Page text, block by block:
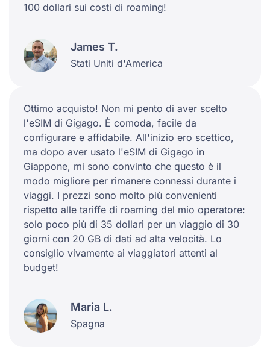
100 dollari sui costi di roaming!
James T.
Stati Uniti d'America
Ottimo acquisto! Non mi pento di aver scelto
l'eSIM di Gigago. È comoda, facile da
configurare e affidabile. All'inizio ero scettico,
ma dopo aver usato l'eSIM di Gigago in
Giappone, mi sono convinto che questo è il
modo migliore per rimanere connessi durante i
viaggi. I prezzi sono molto più convenienti
rispetto alle tariffe di roaming del mio operatore:
solo poco più di 35 dollari per un viaggio di 30
giorni con 20 GB di dati ad alta velocità. Lo
consiglio vivamente ai viaggiatori attenti al
budget!
Maria L.
Spagna